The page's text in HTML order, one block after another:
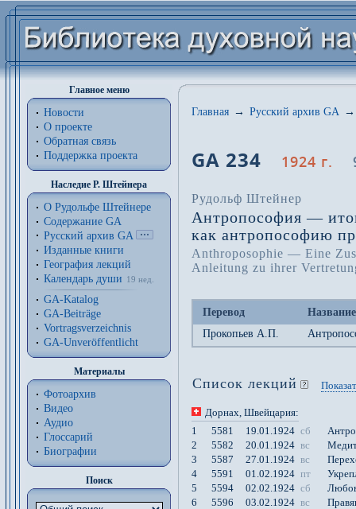
Главное меню
Новости
О проекте
Обратная связь
Поддержка проекта
Наследие Р. Штейнера
О Рудольфе Штейнере
Содержание GA
Русский архив GA
Изданные книги
География лекций
Календарь души
19 нед.
GA-Katalog
GA-Beiträge
Vortragsverzeichnis
GA-Unveröffentlicht
Материалы
Фотоархив
Видео
Аудио
Глоссарий
Биографии
Поиск
Главная → Русский архив GA →
GA 234 1924 г.
Рудольф Штейнер
Антропософия —
как антропософию
Anthroposophie — Eine
Anleitung zu ihrer
Перевод
Прокопьев А.П.
Список лекций
Дорнах , Швейцария:
1
5581 19.01.1924 сб
2
5582 20.01.1924 вс
3
5587 27.01.1924 вс
4
5591 01.02.1924 пт
5
5594 02.02.1924 сб
6
5596 03.02.1924 вс